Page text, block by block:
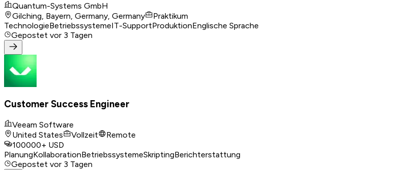
Quantum-Systems GmbH
Gilching, Bayern, Germany, Germany
Praktikum
TechnologieBetriebssystemeIT-SupportProduktionEnglische Sprache
Gepostet vor 3 Tagen
Customer Success Engineer
Veeam Software
United States
Vollzeit
Remote
100000+ USD
PlanungKollaborationBetriebssystemeSkriptingBerichterstattung
Gepostet vor 3 Tagen